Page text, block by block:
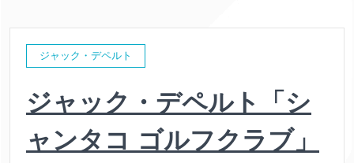
ジャック・デペルト
ジャック・デペルト「シ
ャンタコ ゴルフクラブ」